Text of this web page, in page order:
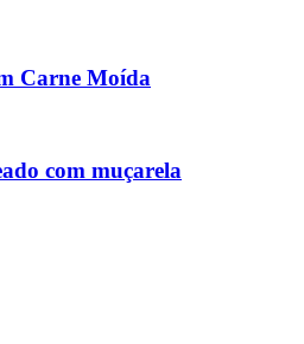
Carne Moída
com muçarela